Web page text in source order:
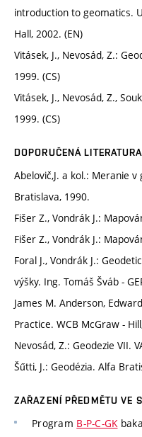
introduction to geomatics.
Hall, 2002. (EN)
Vitásek, J., Nevosád, Z.:
1999. (CS)
Vitásek, J., Nevosád, Z.,
1999. (CS)
DOPORUČENÁ LITERATURA
Abelovič,J. a kol.: Meranie
Bratislava, 1990.
Fišer Z., Vondrák J.:
Fišer Z., Vondrák J.:
Foral J., Vondrák J.:
výšky. Ing. Tomáš Šváb -
James M. Anderson,
Practice. WCB McGraw -
Nevosád, Z.: Geodezie VII.
Šűtti, J.: Geodézia. Alfa
ZAŘAZENÍ PŘEDMĚTU VE
Program B-P-C-GK